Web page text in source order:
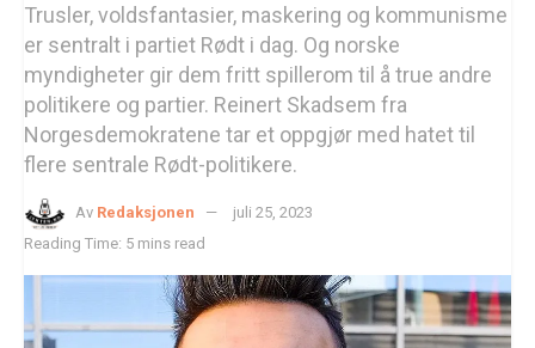
Trusler, voldsfantasier, maskering og kommunisme
er sentralt i partiet Rødt i dag. Og norske
myndigheter gir dem fritt spillerom til å true andre
politikere og partier. Reinert Skadsem fra
Norgesdemokratene tar et oppgjør med hatet til
flere sentrale Rødt-politikere.
Av Redaksjonen
juli 25, 2023
Reading Time: 5 mins read